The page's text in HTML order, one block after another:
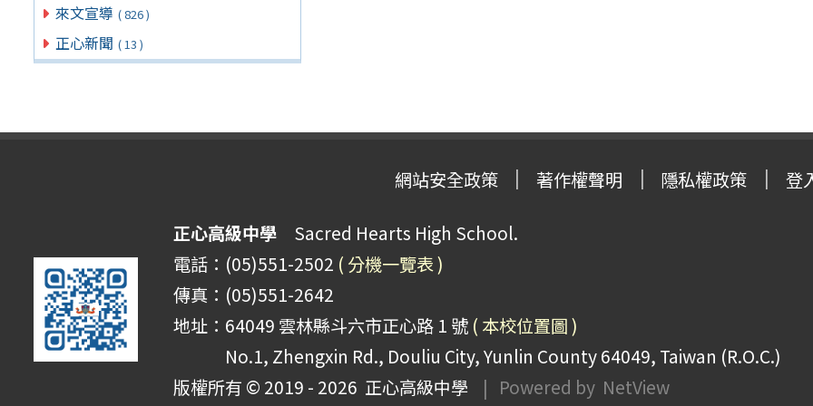
來文宣導 ( 826 )
正心新聞 ( 13 )
網站安全政策 著作權聲明 隱私權政策 登
正心高級中學Sacred Hearts High School.
電話：(05)551-2502 ( 分機一覽表 )
傳真：(05)551-2642
地址：64049 雲林縣斗六市正心路 1 號 ( 本校位置圖 )
No.1, Zhengxin Rd., Douliu City, Yunlin County 64049, Taiwan (R.O.C.)
版權所有 © 2019 - 2026 正心高級中學 | Powered by NetView